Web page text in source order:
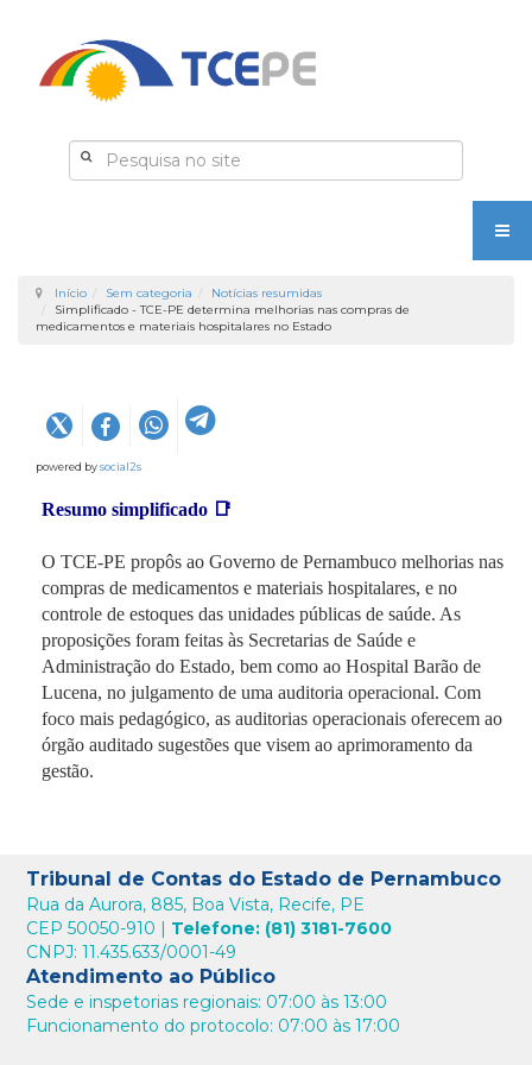
Início Sem categoria
Notícias resumidas
Simplificado - TCE-PE determina melhorias nas compras de
medicamentos e materiais hospitalares no Estado
powered bysocial2s
Resumo simplificado 📑
O TCE-PE propôs ao Governo de Pernambuco melhorias nas
compras de medicamentos e materiais hospitalares, e no
controle de estoques das unidades públicas de saúde. As
proposições foram feitas às Secretarias de Saúde e
Administração do Estado, bem como ao Hospital Barão de
Lucena, no julgamento de uma auditoria operacional. Com
foco mais pedagógico, as auditorias operacionais oferecem ao
órgão auditado sugestões que visem ao aprimoramento da
gestão.
Tribunal de Contas do Estado de Pernambuco
Rua da Aurora, 885, Boa Vista, Recife, PE
CEP 50050-910 | Telefone: (81) 3181-7600
CNPJ: 11.435.633/0001-49
Atendimento ao Público
Sede e inspetorias regionais: 07:00 às 13:00
Funcionamento do protocolo: 07:00 às 17:00